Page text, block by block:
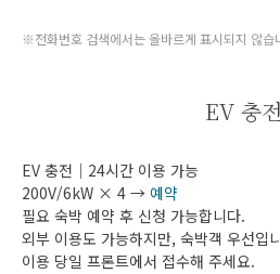
※전화번호 검색에서는 올바르게 표시되지 않습
EV 충전
EV 충전｜24시간 이용 가능
200V/6kW × 4 → 예약
필요 숙박 예약 후 신청 가능합니다.
외부 이용도 가능하지만, 숙박객 우선입
이용 당일 프론트에서 접수해 주세요.